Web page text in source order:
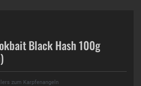
Black Hash 100g
zum Karpfenangeln